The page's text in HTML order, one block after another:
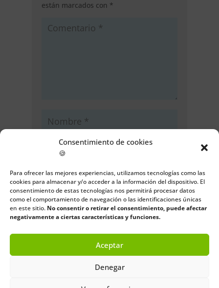
Consentimiento de cookies
🍪
Para ofrecer las mejores experiencias, utilizamos tecnologías como las
cookies para almacenar y/o acceder a la información del dispositivo. El
consentimiento de estas tecnologías nos permitirá procesar datos
como el comportamiento de navegación o las identificaciones únicas
en este sitio. No consentir o retirar el consentimiento, puede afectar
negativamente a ciertas características y funciones.
Aceptar
Denegar
están marcados con *
Guarda mi nombre, correo
electrónico y web en este navegador
Enviar comentario